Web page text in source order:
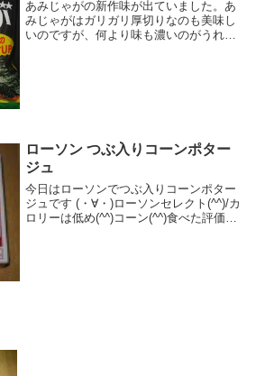
あみじゃがの新作味が出ていました。あ
みじゃがはガリガリ厚切りなのも美味し
いのですが、何より味も濃いのがうれし
ローソン つぶ入りコーンポター
ジュ
今日はローソンでつぶ入りコーンポター
ジュです (・∀・)ローソンセレクト(^^)/カ
ロリーは低め(^^)コーン(^^)食べた評価値